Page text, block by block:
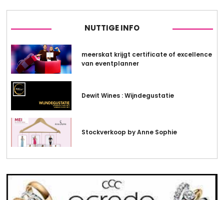
NUTTIGE INFO
meerskat krijgt certificate of excellence
van eventplanner
Dewit Wines : Wijndegustatie
Stockverkoop by Anne Sophie